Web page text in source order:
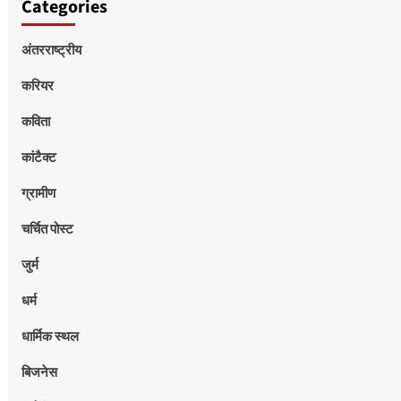
Categories
अंतरराष्ट्रीय
करियर
कविता
कांटैक्ट
ग्रामीण
चर्चित पोस्ट
जुर्म
धर्म
धार्मिक स्थल
बिजनेस